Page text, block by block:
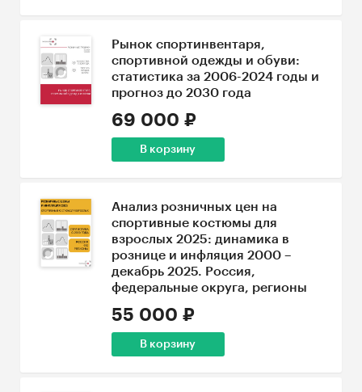
Рынок спортинвентаря,
спортивной одежды и обуви:
статистика за 2006-2024 годы и
прогноз до 2030 года
69 000 ₽
В корзину
Анализ розничных цен на
спортивные костюмы для
взрослых 2025: динамика в
рознице и инфляция 2000 –
декабрь 2025. Россия,
федеральные округа, регионы
55 000 ₽
В корзину